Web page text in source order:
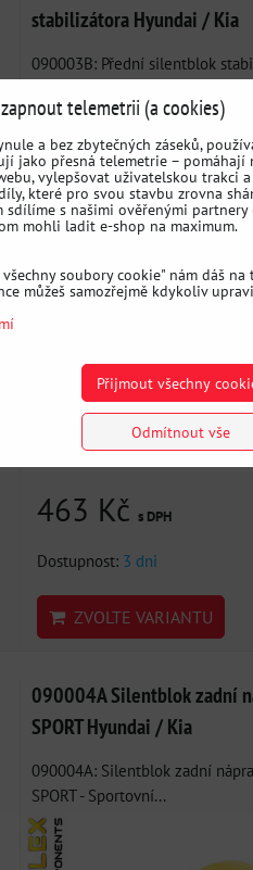
stabilizátora Hyundai / Kia
090003B: Přední silentblok
463 Kč s DPH
Dostupnost: 3 dni
ZVOLTE VARIANTU
090004A Silentblok zadní
SPORT Hyundai / Kia
090004A: Silentblok zadní
SPORT - Sportovní...
telemetrii (a cookies)
a bez zbytečných záseků,
jako přesná telemetrie – pomáhají
vylepšovat uživatelskou trakci a
které pro svou stavbu zrovna
sdílíme s našimi ověřenými partnery
mohli ladit e-shop na maximum.
soubory cookie" nám dáš na
můžeš samozřejmě kdykoliv
Přijmout všechny
Odmítnout vše